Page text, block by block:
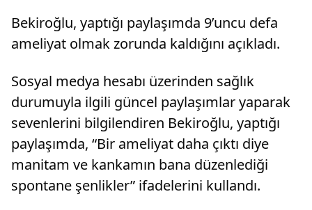
Bekiroğlu, yaptığı paylaşımda 9’uncu defa
ameliyat olmak zorunda kaldığını açıkladı.
Sosyal medya hesabı üzerinden sağlık
durumuyla ilgili güncel paylaşımlar yaparak
sevenlerini bilgilendiren Bekiroğlu, yaptığı
paylaşımda, “Bir ameliyat daha çıktı diye
manitam ve kankamın bana düzenlediği
spontane şenlikler” ifadelerini kullandı.